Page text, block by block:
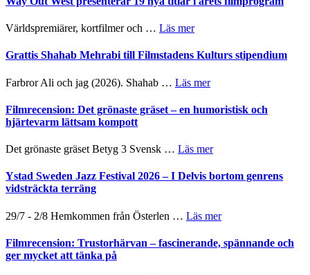
The
X-
I
to
–
Fox
Mulder
Dana
Scully
Världspremiärer, kortfilmer och … Läs merom
Out
19
titlar
filmprogram
Grattis Shahab Mehrabi till Filmstadens Kulturs stipendium
Farbror Ali och jag (2026). Shahab … Läs merom
Shahab
Kulturs
Filmrecension: Det grönaste gräset – en humoristisk och
hjärtevarm lättsam kompott
Det grönaste gräset Betyg 3 Svensk … Läs merom
Det
grönaste
en
och
Ystad Sweden Jazz Festival 2026 – I Delvis bortom genrens
vidsträckta terräng
29/7 - 2/8 Hemkommen från Österlen … Läs merom
Sweden
Jazz
Filmrecension: Trustorhärvan – fascinerande, spännande och
ger mycket att tänka på